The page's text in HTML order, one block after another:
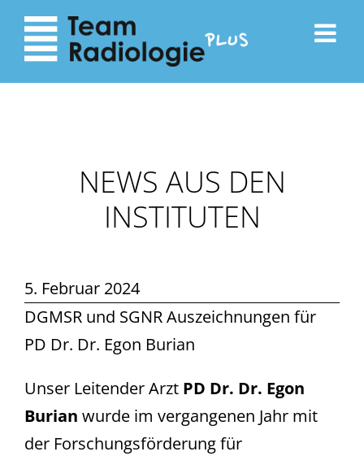
zum
Inhalt
Navigation
NEWS AUS DEN
INSTITUTEN
5. Februar 2024
DGMSR und SGNR Auszeichnungen für
PD Dr. Dr. Egon Burian
Unser Leitender Arzt PD Dr. Dr. Egon
Burian wurde im vergangenen Jahr mit
der Forschungsförderung für